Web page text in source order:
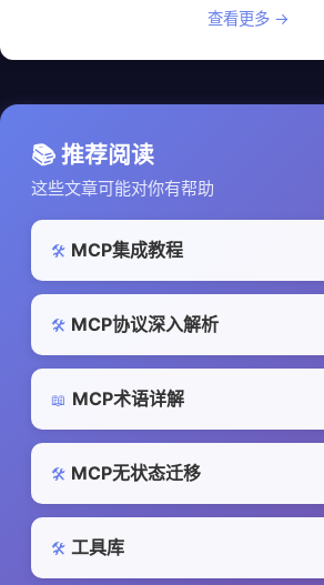
查看更多 →
📚 推荐阅读
这些文章可能对你有帮助
🛠️ MCP集成教程
🛠️ MCP协议深入解析
📖 MCP术语详解
🛠️ MCP无状态迁移
🛠️ 工具库